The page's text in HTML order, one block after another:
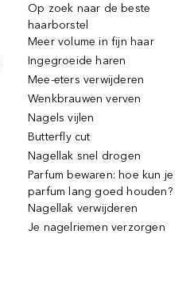
Op zoek naar de beste
haarborstel
Meer volume in fijn haar
Ingegroeide haren
Mee-eters verwijderen
Wenkbrauwen verven
Nagels vijlen
Butterfly cut
Nagellak snel drogen
Parfum bewaren: hoe kun je
parfum lang goed houden?
Nagellak verwijderen
Je nagelriemen verzorgen